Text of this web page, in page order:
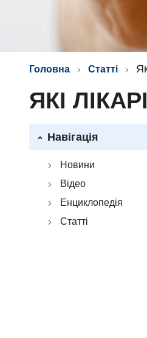
Головна Статті
ЯКІ
Навігація
Новини
Відео
Енциклопедія
Статті